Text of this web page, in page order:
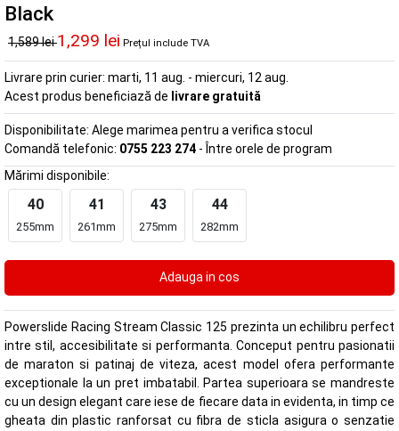
Black
1,589 lei1,299 lei Prețul include TVA
Livrare prin curier: marti, 11 aug. - miercuri, 12 aug.
Acest produs beneficiază de livrare gratuită
Disponibilitate: Alege marimea pentru a verifica stocul
Comandă telefonic: 0755 223 274 - Între orele de program
Mărimi disponibile:
40
255mm
41
261mm
43
275mm
44
282mm
Powerslide Racing Stream Classic 125 prezinta un echilibru perfect
intre stil, accesibilitate si performanta. Conceput pentru pasionatii
de maraton si patinaj de viteza, acest model ofera performante
exceptionale la un pret imbatabil. Partea superioara se mandreste
cu un design elegant care iese de fiecare data in evidenta, in timp ce
gheata din plastic ranforsat cu fibra de sticla asigura o senzatie